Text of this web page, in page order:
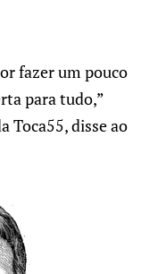
fazer um pouco
para tudo,”
Toca55, disse ao